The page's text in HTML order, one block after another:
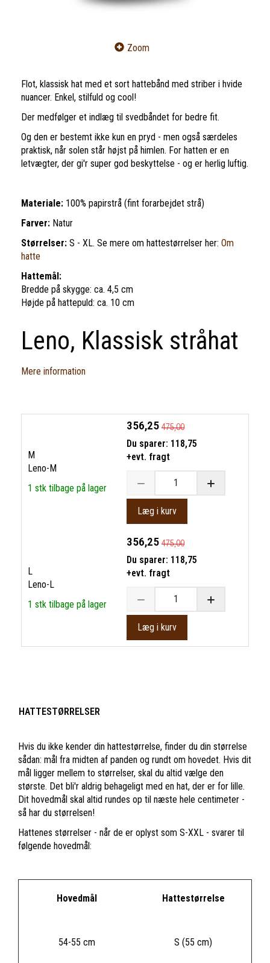
Zoom
Flot, klassisk hat med et sort hattebånd med striber i hvide
nuancer. Enkel, stilfuld og cool!
Der medfølger et indlæg til svedbåndet for bedre fit.
Og den er bestemt ikke kun en pryd - men også særdeles
praktisk, når solen står højst på himlen. For hatten er en
letvægter, der gi'r super god beskyttelse - og er herlig luftig.
Materiale: 100% papirstrå (fint forarbejdet strå)
Farver: Natur
Størrelser: S - XL. Se mere om hattestørrelser her: Om
hatte
Hattemål:
Bredde på skygge: ca. 4,5 cm
Højde på hattepuld: ca. 10 cm
Leno, Klassisk stråhat
Mere information
M
Leno-M
1 stk tilbage på lager
356,25 475,00
Du sparer: 118,75
+evt. fragt
Læg i kurv
L
Leno-L
1 stk tilbage på lager
356,25 475,00
Du sparer: 118,75
+evt. fragt
Læg i kurv
HATTESTØRRELSER
Hvis du ikke kender din hattestørrelse, finder du din størrelse
sådan: mål fra midten af panden og rundt om hovedet. Hvis dit
mål ligger mellem to størrelser, skal du altid vælge den
største. Det bli'r aldrig behageligt med en hat, der er for lille.
Dit hovedmål skal altid rundes op til næste hele centimeter -
så har du størrelsen!
Hattenes størrelser - når de er oplyst som S-XXL - svarer til
følgende hovedmål:
Hovedmål Hattestørrelse
54-55 cm S (55 cm)